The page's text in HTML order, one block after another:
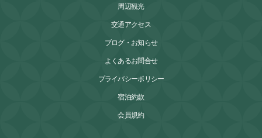
周辺観光
交通アクセス
ブログ・お知らせ
よくあるお問合せ
プライバシーポリシー
宿泊約款
会員規約